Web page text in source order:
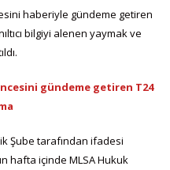
haberiyle gündeme getiren
bilgiyi alenen yaymak ve
gündeme getiren T24
Şube tarafından ifadesi
hafta içinde MLSA Hukuk